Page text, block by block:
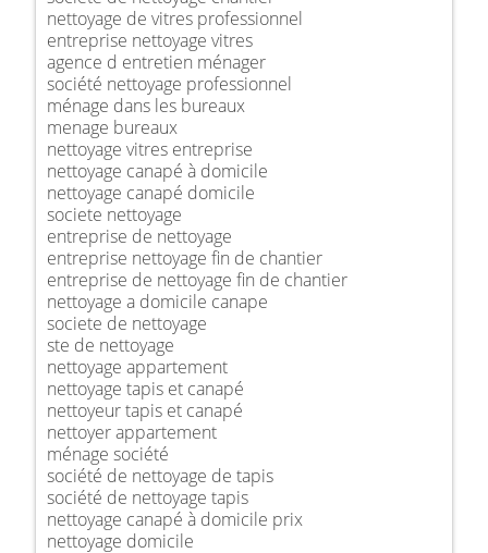
nettoyage de vitres professionnel
entreprise nettoyage vitres
agence d entretien ménager
société nettoyage professionnel
ménage dans les bureaux
menage bureaux
nettoyage vitres entreprise
nettoyage canapé à domicile
nettoyage canapé domicile
societe nettoyage
entreprise de nettoyage
entreprise nettoyage fin de chantier
entreprise de nettoyage fin de chantier
nettoyage a domicile canape
societe de nettoyage
ste de nettoyage
nettoyage appartement
nettoyage tapis et canapé
nettoyeur tapis et canapé
nettoyer appartement
ménage société
société de nettoyage de tapis
société de nettoyage tapis
nettoyage canapé à domicile prix
nettoyage domicile